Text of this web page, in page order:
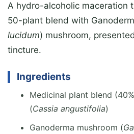
A hydro-alcoholic maceration
50-plant blend with
lucidum) mushroom,
tincture.
Ingredients
Medicinal plant blend
(Cassia angustifolia)
Ganoderma mushroom (